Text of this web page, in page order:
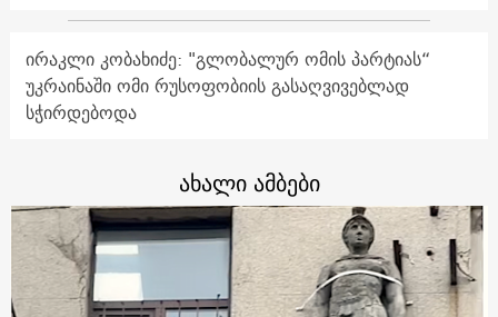
ირაკლი კობახიძე: "გლობალურ ომის პარტიას“
უკრაინაში ომი რუსოფობიის გასაღვივებლად
სჭირდებოდა
ახალი ამბები